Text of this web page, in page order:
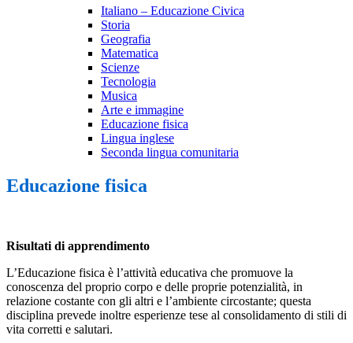
Italiano – Educazione Civica
Storia
Geografia
Matematica
Scienze
Tecnologia
Musica
Arte e immagine
Educazione fisica
Lingua inglese
Seconda lingua comunitaria
Educazione fisica
Risultati di apprendimento
L’Educazione fisica è l’attività educativa che promuove la
conoscenza del proprio corpo e delle proprie potenzialità, in
relazione costante con gli altri e l’ambiente circostante; questa
disciplina prevede inoltre esperienze tese al consolidamento di stili di
vita corretti e salutari.